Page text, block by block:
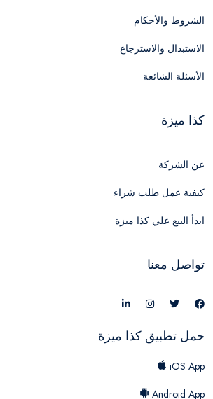
الشروط والأحكام
الاستبدال والاسترجاع
الأسئلة الشائعة
كذا ميزة
عن الشركة
كيفية عمل طلب شراء
ابدأ البيع علي كذا ميزة
تواصل معنا
حمل تطبيق كذا ميزة
iOS App
Android App